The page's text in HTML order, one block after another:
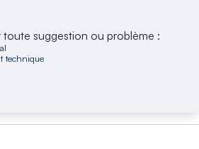
suggestion ou problème :
technique